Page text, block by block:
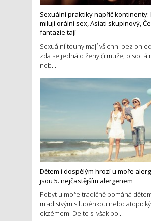
Sexuální praktiky napříč kontinenty:
milují orální sex, Asiati skupinový,
fantazie tají
Sexuální touhy mají všichni bez
zda se jedná o ženy či muže, o
neb...
Dětem i dospělým hrozí u moře
jsou 5. nejčastějším alergenem
Pobyt u moře tradičně pomáhá
mladistvým s lupénkou nebo
ekzémem. Dejte si však po...